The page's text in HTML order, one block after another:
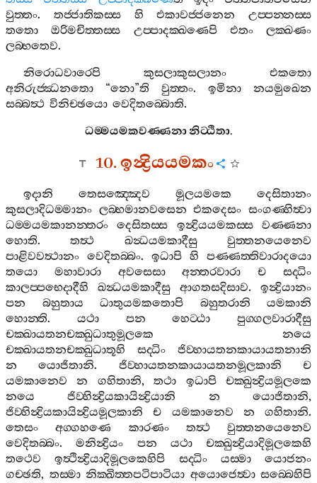
වුත‍්තං. තජ‍්ජාතිකස‍්ස හි එකාවජ‍්ජනෙන
උප‍්පන‍්නස‍්ස
තතො
ඔරිමචිත‍්තස‍්ස උප‍්පාදක‍්ඛණෙපි එතං
ලක‍්ඛණං
ලබ‍්භතෙව.
නිරොධවාරෙපි
කුසලාකුසලානං
එකතො
අනිරුජ‍්ඣනතො “නො”ති වුත‍්තං. ඉමිනා
නයමුඛෙන
සබ‍්බත්‍ථ විනිච‍්ඡයො වෙදිතබ‍්බොති.
ධම‍්මයමකවණ‍්ණනානිට‍්ඨිතා.
10.ඉන්‍ද්‍රියයමකං
ඉදානි තෙසඤ‍්ඤෙව මූලයමකෙ
දෙසිතානං
කුසලාදිධම‍්මානං ලබ‍්භමානවසෙන එකදෙසං සංගණ‍්හිත්‍වා
ධම‍්මයමකානන‍්තරං
දෙසිතස‍්ස ඉන්‍ද්‍රියයමකස‍්ස
වණ‍්ණනා
හොති.තත්‍ථ ඛන්‍ධයමකාදීසු
වුත‍්තනයෙනෙව
පාළිවවත්‍ථානං වෙදිතබ‍්බං. ඉධාපි හි
පණ‍්ණත‍්තිවාරාදයො
තයො
මහාවාරා අවසෙසා අන‍්තරවාරා ච
සද‍්ධිං
කාලප‍්පභෙදාදීහි
ඛන්‍ධයමකාදීසු ආගතසදිසාව. ඉන්‍ද්‍රියානං
පන
බහුතාය ධාතුයමකතොපි බහුතරානි
යමකානි
හොන‍්ති. යථා පන හෙට‍්ඨා
පුග‍්ගලවාරාදීසු
චක‍්ඛායතනචක‍්ඛුධාතුමූලකෙ
නයෙ
චක‍්ඛායතනචක‍්ඛුධාතූහි
සද‍්ධිං
ජිව‍්හායතනකායායතනානි
න
යොජිතානි. ජිව‍්හායතනකායායතනමූලකානි
ච
යමකානෙව
න ගහිතානි,තථා ඉධාපි
චක‍්ඛුන්‍ද්‍රියමූලකෙ
නයෙ
ජිව‍්හින්‍ද්‍රියකායින්‍ද්‍රියානි න යොජිතානි,
ජිව‍්හින්‍ද්‍රියකායින්‍ද්‍රියමූලකානි
ච යමකානෙව න ගහිතානි.
තෙසං
අග‍්ගහණෙ කාරණං තත්‍ථ
වුත‍්තනයෙනෙව
වෙදිතබ‍්බං.මනින්‍ද්‍රියං පන යථා
චක‍්ඛුන්‍ද්‍රියාදිමූලකෙහි
තථෙව
ඉත්‍ථින්‍ද්‍රියාදිමූලකෙහිපි සද‍්ධිං යස‍්මා
යොජනං
ගච‍්ඡති, තස‍්මා නික‍්ඛිත‍්තපටිපාටියා අයොජෙත්‍වා සබ‍්බෙහිපි